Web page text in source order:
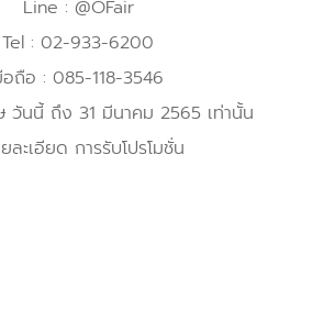
Line : @OFair
Tel : 02-933-6200
ถือ : 085-118-3546
วันนี้ ถึง 31 มีนาคม 2565 เท่านั้น
ละเอียด การรับโปรโมชั่น